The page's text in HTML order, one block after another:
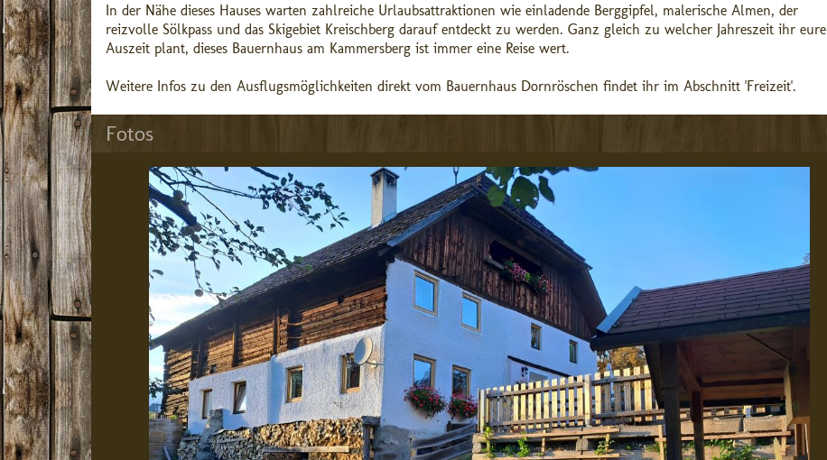
In der Nähe dieses Hauses warten zahlreiche Urlaubsattraktionen wie einladende Berggipfel, malerische Almen, der
reizvolle Sölkpass und das Skigebiet Kreischberg darauf entdeckt zu werden. Ganz gleich zu welcher Jahreszeit ihr eure
Auszeit plant, dieses Bauernhaus am Kammersberg ist immer eine Reise wert.
Weitere Infos zu den Ausflugsmöglichkeiten direkt vom Bauernhaus Dornröschen findet ihr im Abschnitt 'Freizeit'.
Fotos